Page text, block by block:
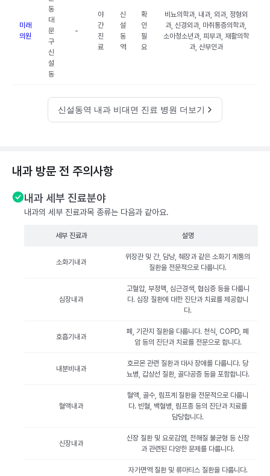
미래
의원
동
대
문
구
신
설
동
-
야
간
진
료
신
설
동
역
확
인
필
요
비뇨의학과, 내과, 외과, 정형외
과, 신경외과, 마취통증의학과,
소아청소년과, 피부과, 재활의학
과, 산부인과
신설동역 내과 비대면 진료 병원 더보기
내과 방문 전 주의사항
내과 세부 진료분야
내과의 세부 진료과목 종류는 다음과 같아요.
세부 진료과 설명
소화기내과
위장관 및 간, 담낭, 췌장과 같은 소화기 계통의
질환을 전문적으로 다룹니다.
심장내과
고혈압, 부정맥, 심근경색, 협심증 등을 다룹니
다. 심장 질환에 대한 진단과 치료를 제공합니
다.
호흡기내과
폐, 기관지 질환을 다룹니다. 천식, COPD, 폐
암 등의 진단과 치료를 전문으로 합니다.
내분비내과
호르몬 관련 질환과 대사 장애를 다룹니다. 당
뇨병, 갑상선 질환, 골다공증 등을 포함합니다.
혈액내과
혈액, 골수, 림프계 질환을 전문적으로 다룹니
다. 빈혈, 백혈병, 림프종 등의 진단과 치료를
담당합니다.
신장내과
신장 질환 및 요로감염, 전해질 불균형 등 신장
과 관련된 다양한 문제를 다룹니다.
자가면역 질환 및 류마티스 질환을 다룹니다.